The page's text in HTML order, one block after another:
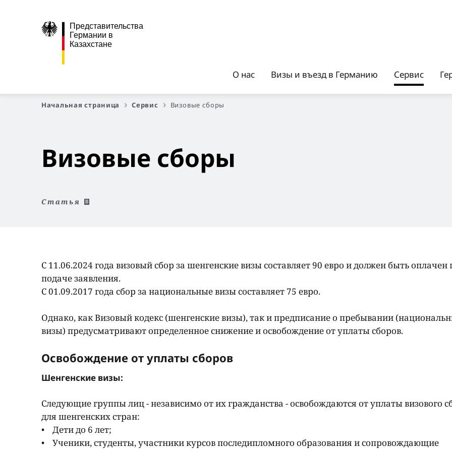
Представительства
Германии в
Казахстане
О нас Визы и въезд в Германию Сервис
Начальная страница Сервис Визовые сборы
Визовые сборы
Статья
С 11.06.2024 года визовый сбор за шенгенские визы составляет 90 евро и должен быть оплачен
подаче заявления.
С 01.09.2017 года сбор за национальные визы составляет 75 евро.
Однако, как Визовый кодекс (шенгенские визы), так и предписание о пребывании
визы) предусматривают определенное снижение и освобождение от уплаты сборов.
Освобождение от уплаты сборов
Шенгенские визы:
Следующие группы лиц - независимо от их гражданства - освобождаются от уплаты визового
для шенгенских стран:
• Дети до 6 лет;
• Ученики, студенты, участники курсов последипломного образования и сопровождающие